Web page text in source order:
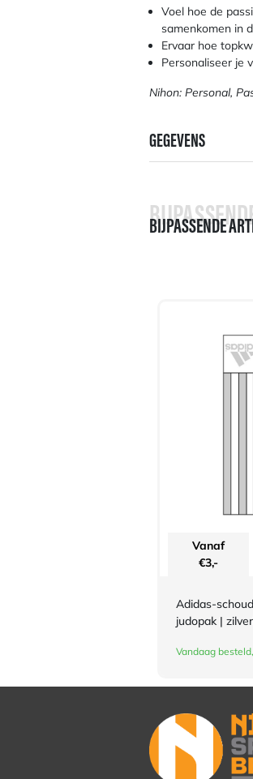
Voel hoe de
samenkomen in
Ervaar hoe
Personaliseer je
Nihon: Personal,
GEGEVENS
BIJPASSENDE
Vanaf
€3,-
Adidas-
judopak |
Vandaag